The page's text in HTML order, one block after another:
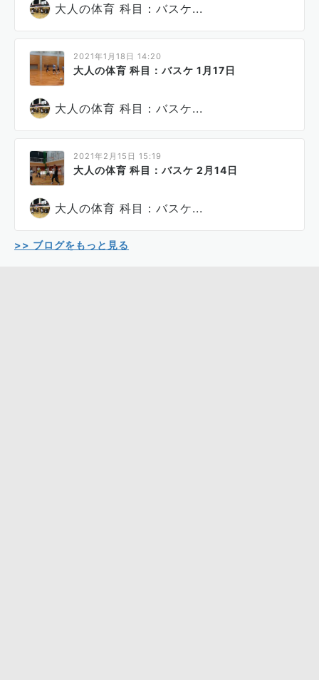
大人の体育 科目：バスケ...
2021年1月18日 14:20
大人の体育 科目：バスケ 1月17日
大人の体育 科目：バスケ...
2021年2月15日 15:19
大人の体育 科目：バスケ 2月14日
大人の体育 科目：バスケ...
>> ブログをもっと見る